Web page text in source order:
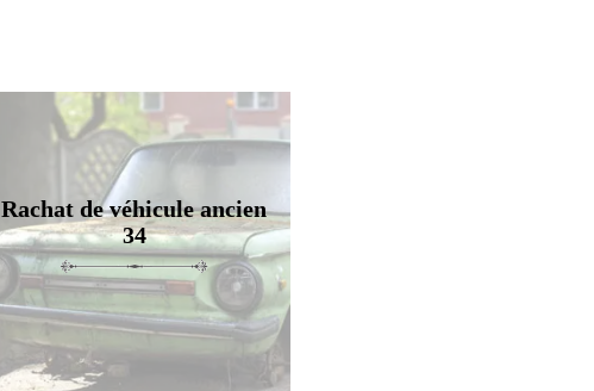
Rachat de véhicule ancien
34